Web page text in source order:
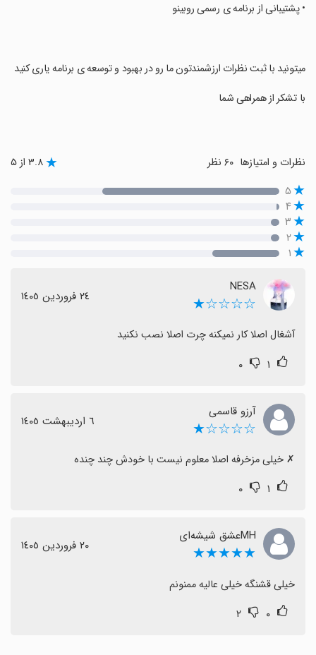
‏• پشتیبانی از برنامه ی رسمی روبینو
‏میتونید با ثبت نظرات ارزشمندتون ما رو در بهبود و توسعه ی برنامه یاری کنید
‏با تشکر از همراهی شما
نظرات و امتیازها ۳.۸ از ۵
۵
۴
۳
۲
۱
NESA
☆☆☆☆★ ٢٤ فروردین ١٤٠٥
آشغال اصلا کار نمیکنه چرت اصلا نصب نکنید
۱ ۰
آرزو قاسمی
☆☆☆☆★ ٦ اردیبهشت ١٤٠٥
‏✗ خیلی مزخرفه اصلا معلوم نیست با خودش چند چنده
۱ ۰
MHعشق شیشه‌ای
★★★★★ ٢٠ فروردین ١٤٠٥
خیلی قشنگه خیلی عالیه ممنونم
۰ ۲